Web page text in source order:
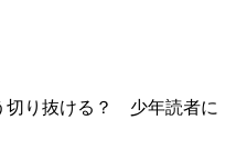
切り抜ける？ 少年読者に